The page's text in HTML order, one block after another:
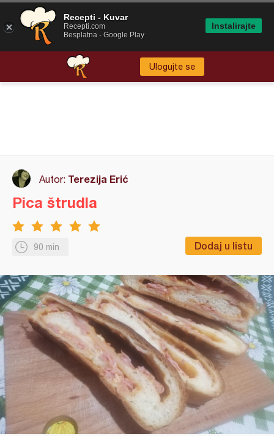
Ulogujte se
Autor: Terezija Erić
90 min Dodaj u listu
Pica štrudla
Recepti - Kuvar
Recepti.com
Besplatna - Google Play
Instalirajte